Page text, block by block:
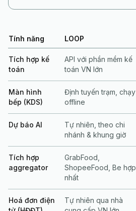
Tính năng LOOP
Tích hợp kế
toán
API với phần mềm kế
toán VN lớn
Màn hình
bếp (KDS)
Định tuyến trạm, chạy
offline
Dự báo AI
Tự nhiên, theo chi
nhánh & khung giờ
Tích hợp
aggregator
GrabFood,
ShopeeFood, Be hợp
nhất
Hoá đơn điện
Tự nhiên qua nhà